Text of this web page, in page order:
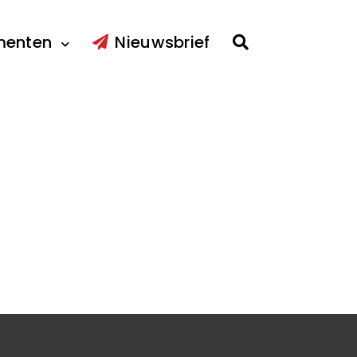
Nieuwsbrief